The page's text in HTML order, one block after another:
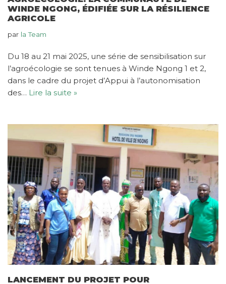
WINDE NGONG, ÉDIFIÉE SUR LA RÉSILIENCE
AGRICOLE
par la Team
Du 18 au 21 mai 2025, une série de sensibilisation sur
l’agroécologie se sont tenues à Winde Ngong 1 et 2,
dans le cadre du projet d’Appui à l’autonomisation
des… Lire la suite »
LANCEMENT DU PROJET POUR